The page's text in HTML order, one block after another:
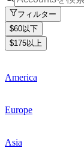
フィルター
$60以下
$175以上
America
Europe
Asia